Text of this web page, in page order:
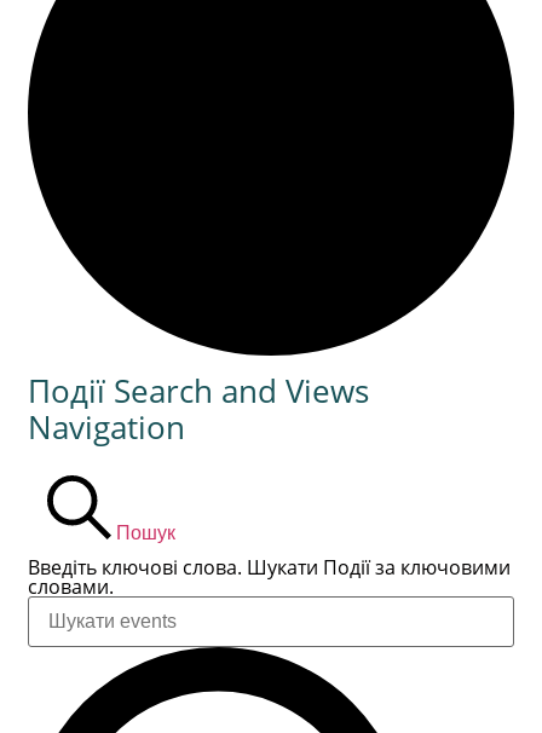
Події Search and Views
Navigation
Пошук
Введіть ключові слова. Шукати Події за ключовими
словами.